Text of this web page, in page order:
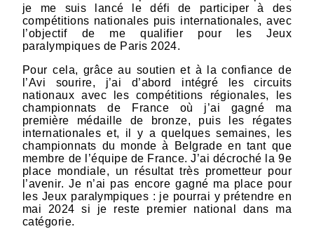
je me suis lancé le défi de participer à des
compétitions nationales puis internationales, avec
l’objectif de me qualifier pour les Jeux
paralympiques de Paris 2024.
Pour cela, grâce au soutien et à la confiance de
l’Avi sourire, j’ai d’abord intégré les circuits
nationaux avec les compétitions régionales, les
championnats de France où j’ai gagné ma
première médaille de bronze, puis les régates
internationales et, il y a quelques semaines, les
championnats du monde à Belgrade en tant que
membre de l’équipe de France. J’ai décroché la 9e
place mondiale, un résultat très prometteur pour
l’avenir. Je n’ai pas encore gagné ma place pour
les Jeux paralympiques : je pourrai y prétendre en
mai 2024 si je reste premier national dans ma
catégorie.